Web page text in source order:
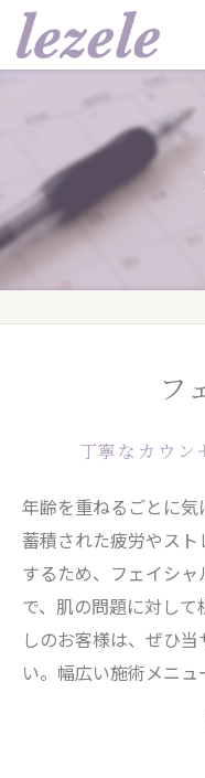
フ
丁寧なカウン
年齢を重ねるごとに気
蓄積された疲労やス
するため、フェイシ
で、肌の問題に対し
しのお客様は、ぜひ
い。幅広い施術メニュ